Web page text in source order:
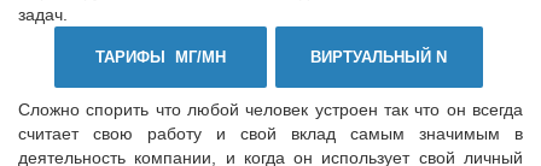
задач.
ТАРИФЫ МГ/МН ВИРТУАЛЬНЫЙ N
Сложно спорить что любой человек устроен так что он всегда
считает свою работу и свой вклад самым значимым в
деятельность компании, и когда он использует свой личный